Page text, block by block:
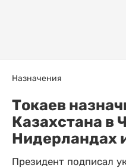
Назначения
Токаев
Казахстана в
Нидерландах
Президент подписал